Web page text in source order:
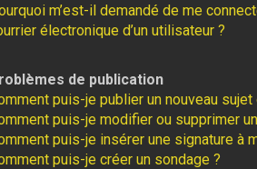
m’est-il demandé de me
électronique d’un utilisateur ?
de publication
puis-je publier un nouveau sujet
puis-je modifier ou supprimer
puis-je insérer une signature à
puis-je créer un sondage ?